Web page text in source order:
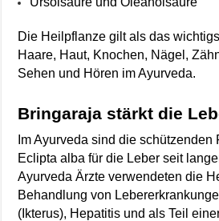
Die Heilpflanze gilt als das
Haare, Haut, Knochen, Nägel,
Sehen und Hören im Ayurveda.
Bringaraja stärkt die
Im Ayurveda sind die schützenden
Eclipta alba für die Leber seit
Ayurveda Ärzte verwendeten die
Behandlung von
(Ikterus), Hepatitis und als Teil